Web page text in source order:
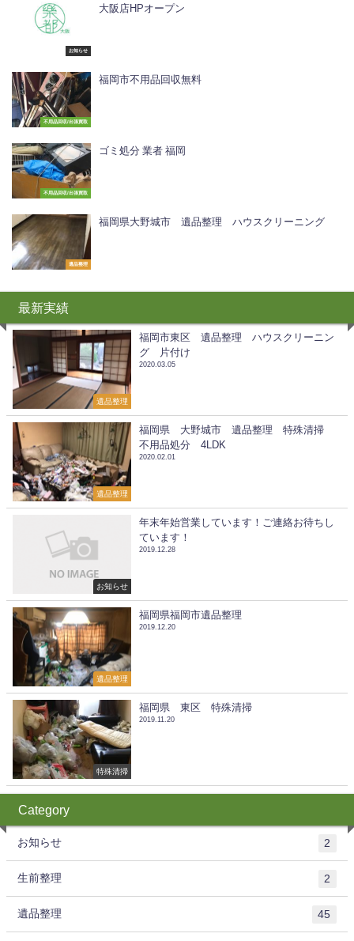
お知らせ
大阪店HPオープン
不用品回収/出張買取
福岡市不用品回収無料
不用品回収/出張買取
ゴミ処分 業者 福岡
遺品整理
福岡県大野城市 遺品整理 ハウスクリーニング
最新実績
遺品整理
福岡市東区 遺品整理 ハウスクリーニン
グ 片付け
2020.03.05
遺品整理
福岡県 大野城市 遺品整理 特殊清掃
不用品処分 4LDK
2020.02.01
お知らせ
年末年始営業しています！ご連絡お待ちし
ています！
2019.12.28
遺品整理
福岡県福岡市遺品整理
2019.12.20
特殊清掃
福岡県 東区 特殊清掃
2019.11.20
Category
お知らせ 2
生前整理 2
遺品整理 45